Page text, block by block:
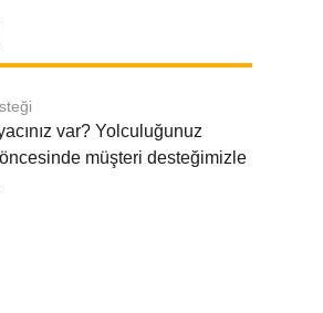
var? Yolculuğunuz
öncesinde müşteri desteğimizle